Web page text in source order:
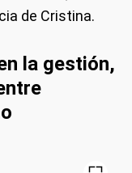
de Cristina.
la gestión,